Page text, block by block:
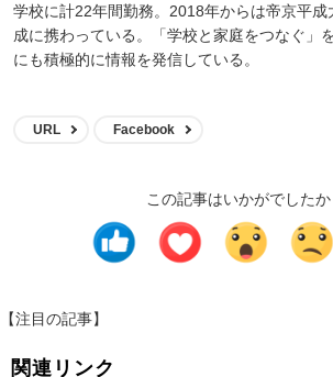
学校に計22年間勤務。2018年からは帝京平成
成に携わっている。「学校と家庭をつなぐ」
にも積極的に情報を発信している。
URL Facebook
この記事はいかがでしたか
【注目の記事】
関連リンク